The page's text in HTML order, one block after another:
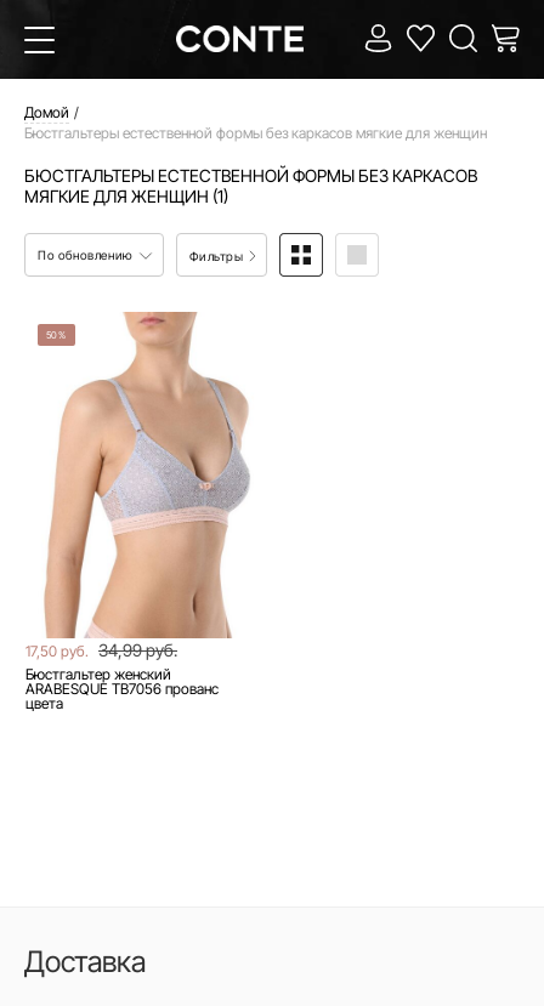
Домой
Бюстгальтеры естественной формы без каркасов мягкие для женщин
БЮСТГАЛЬТЕРЫ ЕСТЕСТВЕННОЙ ФОРМЫ БЕЗ КАРКАСОВ
МЯГКИЕ ДЛЯ ЖЕНЩИН (1)
По обновлению Фильтры
50%
17,50 руб. 34,99 руб.
Бюстгальтер женский
ARABESQUE TB7056 прованс
цвета
Доставка